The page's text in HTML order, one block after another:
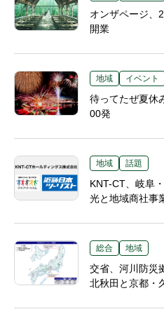
オンザページ、
開業
地域 イベント
待ってたぜ夏
00発
地域 話題
KNT-CT、岐阜
光と地域商社事
総合 地域
交省、河川防災
北秋田と京都・